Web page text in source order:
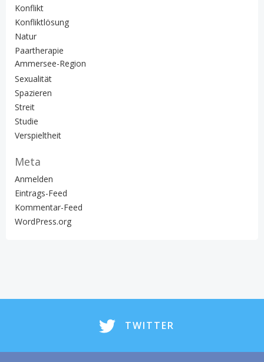
Konflikt
Konfliktlösung
Natur
Paartherapie
Ammersee-Region
Sexualität
Spazieren
Streit
Studie
Verspieltheit
Meta
Anmelden
Eintrags-Feed
Kommentar-Feed
WordPress.org
TWITTER